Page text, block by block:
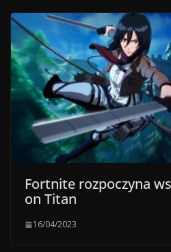
Fortnite rozpoczyna
on Titan
16/04/2023